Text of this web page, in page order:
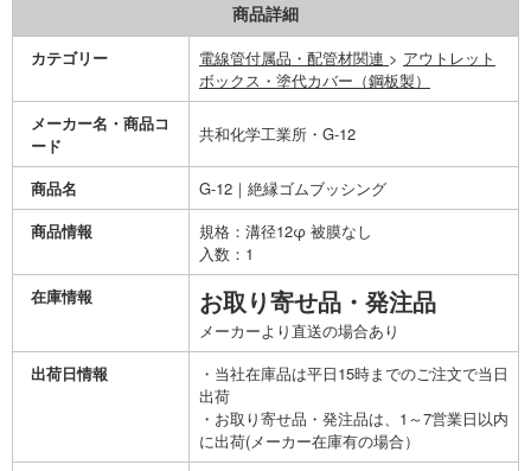
商品詳細
カテゴリー 電線管付属品・配管材関連 > アウトレット
ボックス・塗代カバー（鋼板製）
メーカー名・商品コ
ード
共和化学工業所・G-12
商品名
G-12｜絶縁ゴムブッシング
商品情報
規格：溝径12φ 被膜なし
入数：1
在庫情報
お取り寄せ品・発注品
メーカーより直送の場合あり
出荷日情報
・当社在庫品は平日15時までのご注文で当日
出荷
・お取り寄せ品・発注品は、1～7営業日以内
に出荷(メーカー在庫有の場合）